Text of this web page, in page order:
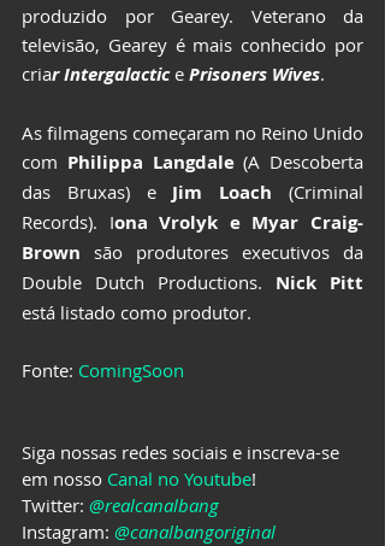
produzido por Gearey. Veterano da
televisão, Gearey é mais conhecido por
criar Intergalactic e Prisoners Wives.
As filmagens começaram no Reino Unido
com Philippa Langdale (A Descoberta
das Bruxas) e Jim Loach (Criminal
Records). Iona Vrolyk e Myar Craig-
Brown são produtores executivos da
Double Dutch Productions. Nick Pitt
está listado como produtor.
Fonte: ComingSoon
Siga nossas redes sociais e inscreva-se
em nosso Canal no Youtube!
Twitter: @realcanalbang
Instagram: @canalbangoriginal